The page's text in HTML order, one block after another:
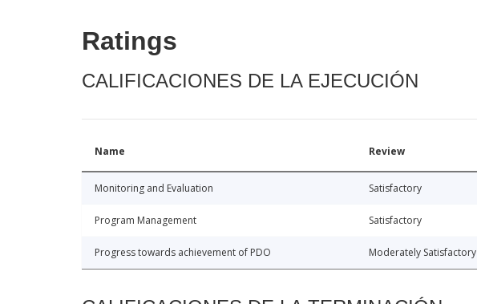
Ratings
CALIFICACIONES DE LA EJECUCIÓN
Name Review
Monitoring and Evaluation Satisfactory
Program Management Satisfactory
Progress towards achievement of PDO Moderately Satisfactory